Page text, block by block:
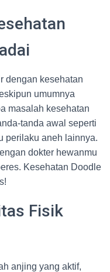
dengan kesehatan
umumnya
masalah kesehatan
tanda awal seperti
perilaku aneh lainnya.
dokter hewanmu
Kesehatan Doodle
Fisik
anjing yang aktif,